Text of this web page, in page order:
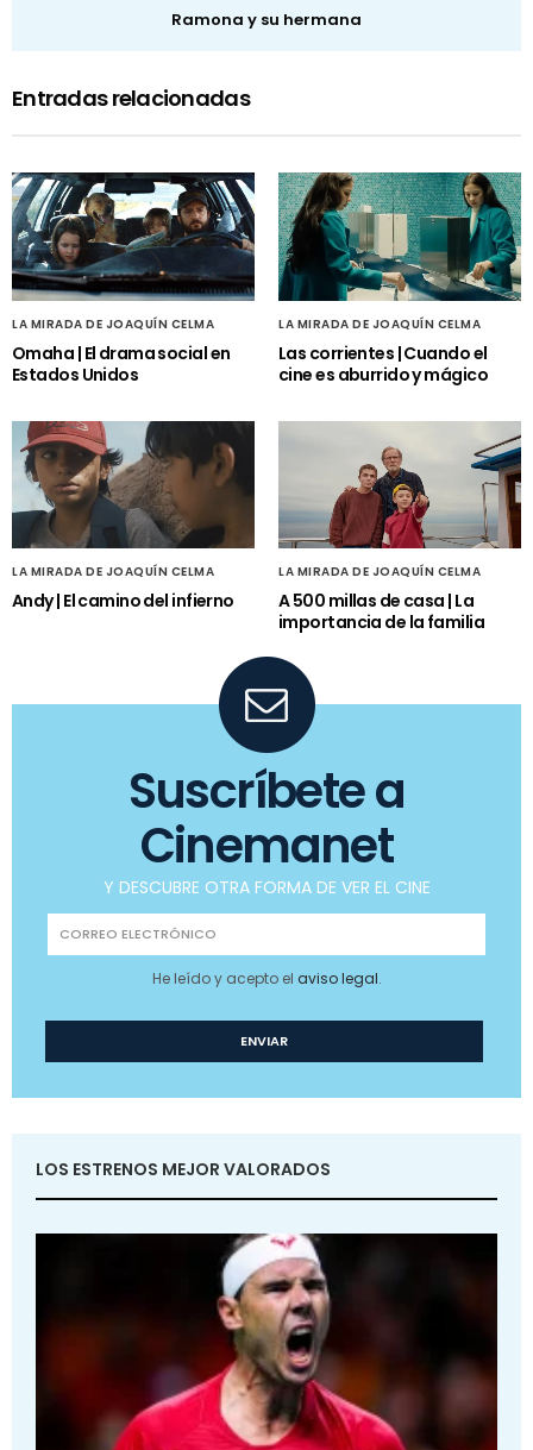
Ramona y su hermana
Entradas relacionadas
LA MIRADA DE JOAQUÍN CELMA
Omaha | El drama social en
Estados Unidos
LA MIRADA DE JOAQUÍN CELMA
Las corrientes | Cuando el
cine es aburrido y mágico
LA MIRADA DE JOAQUÍN CELMA
Andy | El camino del infierno
LA MIRADA DE JOAQUÍN CELMA
A 500 millas de casa | La
importancia de la familia
Suscríbete a
Cinemanet
Y DESCUBRE OTRA FORMA DE VER EL CINE
He leído y acepto el aviso legal.
LOS ESTRENOS MEJOR VALORADOS